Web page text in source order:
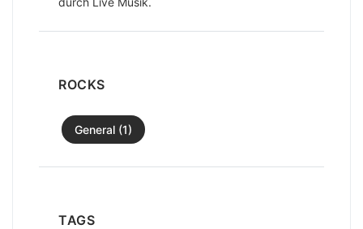
ROCKS
General (1)
TAGS